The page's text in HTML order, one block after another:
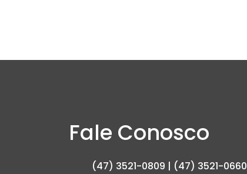
Fale Conosco
(47) 3521-0809 | (47) 3521-0660